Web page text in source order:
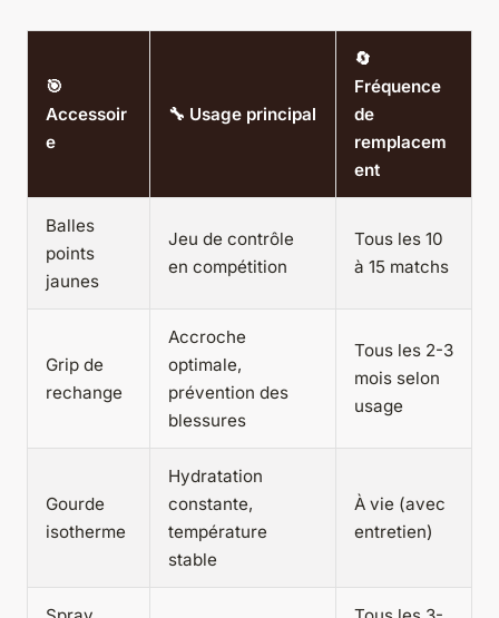
🎯
Accessoir
e
🔧 Usage principal
🔄
Fréquence
de
remplacem
ent
Balles
points
jaunes
Jeu de contrôle
en compétition
Tous les 10
à 15 matchs
Grip de
rechange
Accroche
optimale,
prévention des
blessures
Tous les 2-3
mois selon
usage
Gourde
isotherme
Hydratation
constante,
température
stable
À vie (avec
entretien)